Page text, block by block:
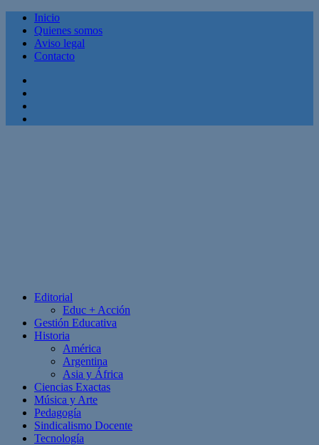
Inicio
Quienes somos
Aviso legal
Contacto
Editorial
Educ + Acción
Gestión Educativa
Historia
América
Argentina
Asia y África
Ciencias Exactas
Música y Arte
Pedagogía
Sindicalismo Docente
Tecnología